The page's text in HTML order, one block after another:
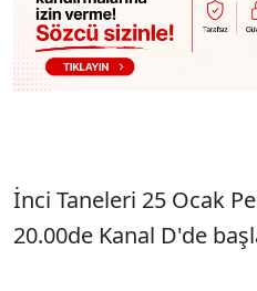
İnci Taneleri 25 Ocak
20.00de Kanal D'de